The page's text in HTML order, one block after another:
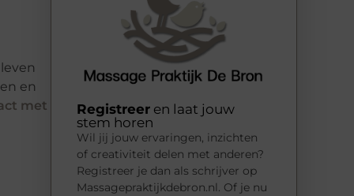
en
met
Registreer en laat jouw
stem horen
Wil jij jouw ervaringen, inzichten
of creativiteit delen met anderen?
Registreer je dan als schrijver op
Massagepraktijkdebron.nl. Of je nu